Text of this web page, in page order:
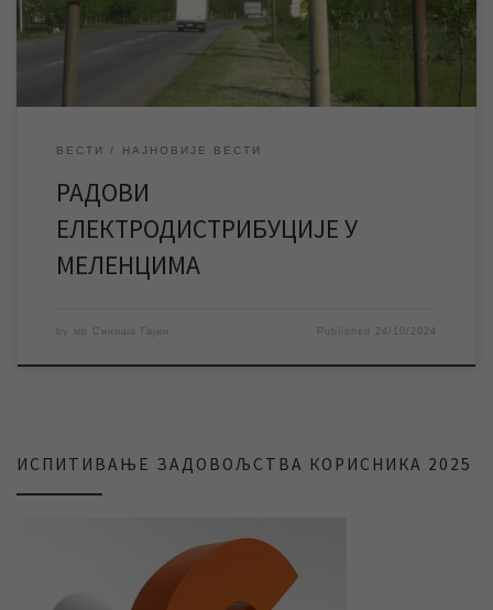
планирани су радови на електроенергетској мрежи у
Меленцима због којих ће већи […]
ВЕСТИ НАЈНОВИЈЕ ВЕСТИ
РАДОВИ
ЕЛЕКТРОДИСТРИБУЦИЈЕ У
МЕЛЕНЦИМА
by мр Синиша Гајин Published 24/10/2024
ИСПИТИВАЊЕ ЗАДОВОЉСТВА КОРИСНИКА 2025